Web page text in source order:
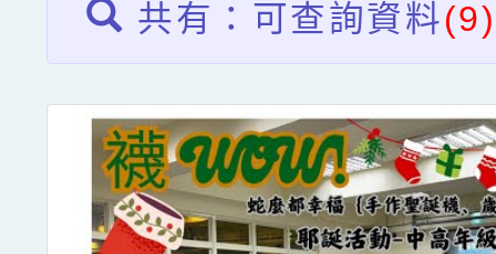
共有：可查詢資料(9)